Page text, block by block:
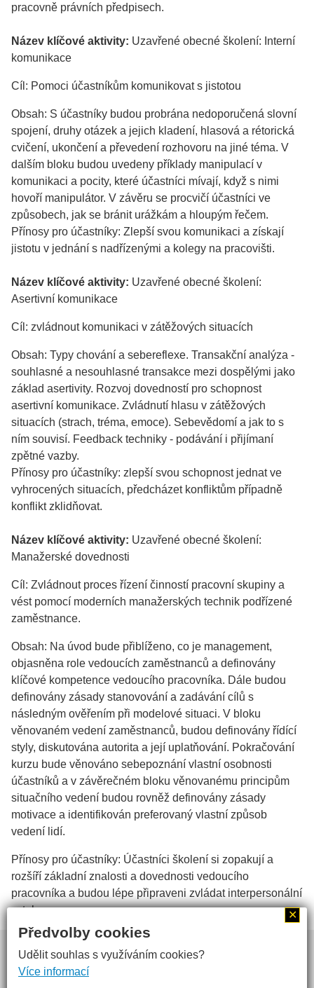
pracovně právních předpisech.
Název klíčové aktivity: Uzavřené obecné školení: Interní
komunikace
Cíl: Pomoci účastníkům komunikovat s jistotou
Obsah: S účastníky budou probrána nedoporučená slovní
spojení, druhy otázek a jejich kladení, hlasová a rétorická
cvičení, ukončení a převedení rozhovoru na jiné téma. V
dalším bloku budou uvedeny příklady manipulací v
komunikaci a pocity, které účastníci mívají, když s nimi
hovoří manipulátor. V závěru se procvičí účastníci ve
způsobech, jak se bránit urážkám a hloupým řečem.
Přínosy pro účastníky: Zlepší svou komunikaci a získají
jistotu v jednání s nadřízenými a kolegy na pracovišti.
Název klíčové aktivity: Uzavřené obecné školení:
Asertivní komunikace
Cíl: zvládnout komunikaci v zátěžových situacích
Obsah: Typy chování a sebereflexe. Transakční analýza -
souhlasné a nesouhlasné transakce mezi dospělými jako
základ asertivity. Rozvoj dovedností pro schopnost
asertivní komunikace. Zvládnutí hlasu v zátěžových
situacích (strach, tréma, emoce). Sebevědomí a jak to s
ním souvisí. Feedback techniky - podávání i přijímaní
zpětné vazby.
Přínosy pro účastníky: zlepší svou schopnost jednat ve
vyhrocených situacích, předcházet konfliktům případně
konflikt zklidňovat.
Název klíčové aktivity: Uzavřené obecné školení:
Manažerské dovednosti
Cíl: Zvládnout proces řízení činností pracovní skupiny a
vést pomocí moderních manažerských technik podřízené
zaměstnance.
Obsah: Na úvod bude přiblíženo, co je management,
objasněna role vedoucích zaměstnanců a definovány
klíčové kompetence vedoucího pracovníka. Dále budou
definovány zásady stanovování a zadávání cílů s
následným ověřením při modelové situaci. V bloku
věnovaném vedení zaměstnanců, budou definovány řídící
styly, diskutována autorita a její uplatňování. Pokračování
kurzu bude věnováno sebepoznání vlastní osobnosti
účastníků a v závěrečném bloku věnovanému principům
situačního vedení budou rovněž definovány zásady
motivace a identifikován preferovaný vlastní způsob
vedení lidí.
Přínosy pro účastníky: Účastníci školení si zopakují a
rozšíří základní znalosti a dovednosti vedoucího
pracovníka a budou lépe připraveni zvládat interpersonální
vztahy.
Webdesign , tvorba webových stránek na zakázku
Předvolby cookies
Udělit souhlas s využíváním cookies?
Více informací
✕